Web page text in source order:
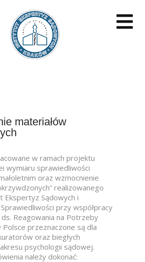
materiałów
w ramach projektu
wymiaru sprawiedliwości
oraz wzmocnienie
realizowanego
Sądowych i
przy współpracy
ds. Reagowania na Potrzeby
Polsce przeznaczone są dla
oraz biegłych
psychologii sądowej.
należy dokonać: